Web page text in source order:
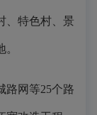
、特色村、景
路网等25个路